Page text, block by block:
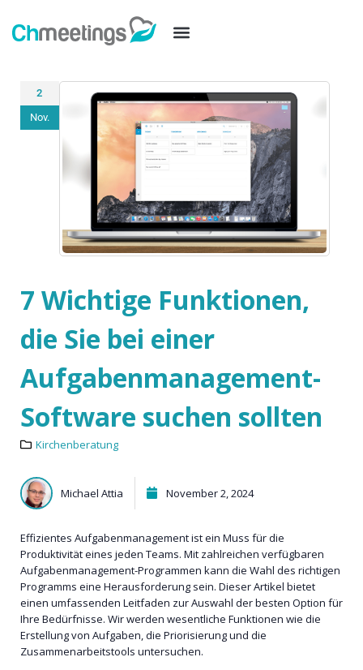
2
Nov.
7 Wichtige Funktionen,
die Sie bei einer
Aufgabenmanagement-
Software suchen sollten
Kirchenberatung
Michael Attia November 2, 2024
Effizientes Aufgabenmanagement ist ein Muss für die
Produktivität eines jeden Teams. Mit zahlreichen verfügbaren
Aufgabenmanagement-Programmen kann die Wahl des richtigen
Programms eine Herausforderung sein. Dieser Artikel bietet
einen umfassenden Leitfaden zur Auswahl der besten Option für
Ihre Bedürfnisse. Wir werden wesentliche Funktionen wie die
Erstellung von Aufgaben, die Priorisierung und die
Zusammenarbeitstools untersuchen.